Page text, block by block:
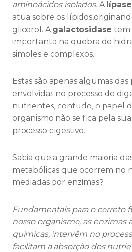
aminoácidos isolados. A lípase
atua sobre os
glicerol. A galactosidase tem
importante na quebra de
simples e complexos.
Estas são apenas algumas
envolvidas no processo de
nutrientes, contudo, o papel
organismo não se fica pela
processo digestivo.
Sabia que a grande maioria
metabólicas que ocorrem no
mediadas por enzimas?
Fundamentais para o correto
nosso organismo, as enzimas
químicas, intervêm no
facilitam a absorção dos